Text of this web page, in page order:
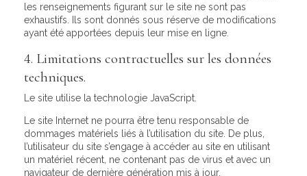
les renseignements figurant sur le site ne sont pas
exhaustifs. Ils sont donnés sous réserve de modifications
ayant été apportées depuis leur mise en ligne.
4. Limitations contractuelles sur les données
techniques.
Le site utilise la technologie JavaScript.
Le site Internet ne pourra être tenu responsable de
dommages matériels liés à l’utilisation du site. De plus,
l’utilisateur du site s’engage à accéder au site en utilisant
un matériel récent, ne contenant pas de virus et avec un
navigateur de dernière génération mis à jour.